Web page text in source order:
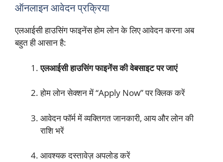
ऑनलाइन आवेदन प्रक्रिया
एलआईसी हाउसिंग फाइनेंस होम लोन के लिए आवेदन करना अब
बहुत ही आसान है:
एलआईसी हाउसिंग फाइनेंस की वेबसाइट पर जाएं
होम लोन सेक्शन में “Apply Now” पर क्लिक करें
आवेदन फॉर्म में व्यक्तिगत जानकारी, आय और लोन की
राशि भरें
आवश्यक दस्तावेज़ अपलोड करें